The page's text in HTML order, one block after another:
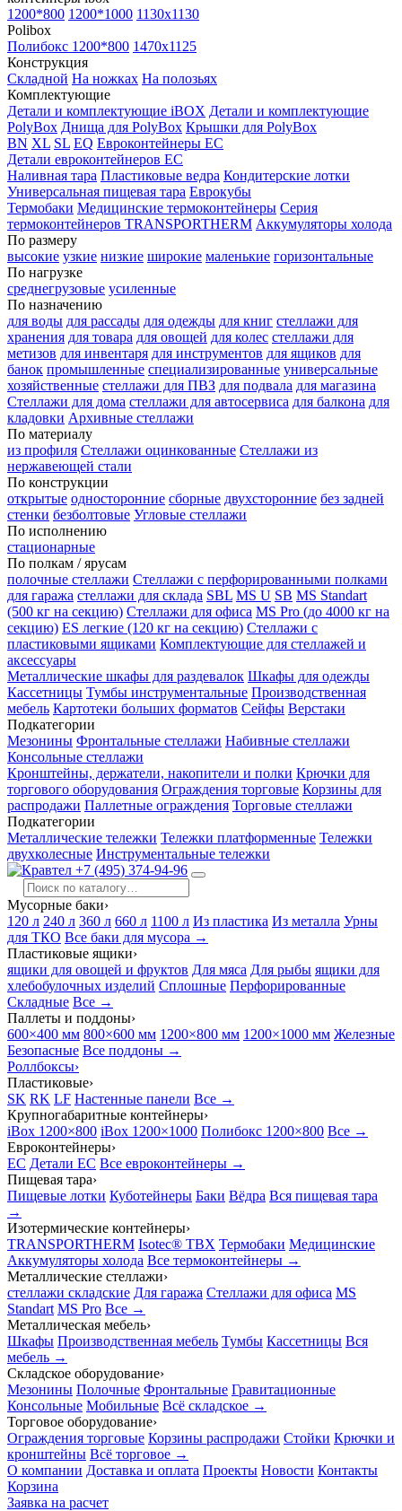
1200*800 1200*1000 1130x1130
Polibox
Полибокс 1200*800 1470х1125
Конструкция
Складной На ножках На полозьях
Комплектующие
Детали и комплектующие iBOX Детали и комплектующие
PolyBox Днища для PolyBox Крышки для PolyBox
BN XL SL EQ Евроконтейнеры EC
Детали евроконтейнеров EC
Наливная тара Пластиковые ведра Кондитерские лотки
Универсальная пищевая тара Еврокубы
Термобаки Медицинские термоконтейнеры Серия
термоконтейнеров TRANSPORTHERM Аккумуляторы холода
По размеру
высокие узкие низкие широкие маленькие горизонтальные
По нагрузке
среднегрузовые усиленные
По назначению
для воды для рассады для одежды для книг стеллажи для
хранения для товара для овощей для колес стеллажи для
метизов для инвентаря для инструментов для ящиков для
банок промышленные специализированные универсальные
хозяйственные стеллажи для ПВЗ для подвала для магазина
Стеллажи для дома стеллажи для автосервиса для балкона для
кладовки Архивные стеллажи
По материалу
из профиля Стеллажи оцинкованные Стеллажи из
нержавеющей стали
По конструкции
открытые односторонние сборные двухсторонние без задней
стенки безболтовые Угловые стеллажи
По исполнению
стационарные
По полкам / ярусам
полочные стеллажи Стеллажи с перфорированными полками
для гаража стеллажи для склада SBL MS U SB MS Standart
(500 кг на секцию) Стеллажи для офиса MS Pro (до 4000 кг на
секцию) ES легкие (120 кг на секцию) Стеллажи с
пластиковыми ящиками Комплектующие для стеллажей и
аксессуары
Металлические шкафы для раздевалок Шкафы для одежды
Кассетницы Тумбы инструментальные Производственная
мебель Картотеки больших форматов Сейфы Верстаки
Подкатегории
Мезонины Фронтальные стеллажи Набивные стеллажи
Консольные стеллажи
Кронштейны, держатели, накопители и полки Крючки для
торгового оборудования Ограждения торговые Корзины для
распродажи Паллетные ограждения Торговые стеллажи
Подкатегории
Металлические тележки Тележки платформенные Тележки
двухколесные Инструментальные тележки
+7 (495) 374-94-96
Мусорные баки›
120 л 240 л 360 л 660 л 1100 л Из пластика Из металла Урны
для ТКО Все баки для мусора →
Пластиковые ящики›
ящики для овощей и фруктов Для мяса Для рыбы ящики для
хлебобулочных изделий Сплошные Перфорированные
Складные Все →
Паллеты и поддоны›
600×400 мм 800×600 мм 1200×800 мм 1200×1000 мм Железные
Безопасные Все поддоны →
Роллбоксы›
Пластиковые›
SK RK LF Настенные панели Все →
Крупногабаритные контейнеры›
iBox 1200×800 iBox 1200×1000 Полибокс 1200×800 Все →
Евроконтейнеры›
EC Детали EC Все евроконтейнеры →
Пищевая тара›
Пищевые лотки Куботейнеры Баки Вёдра Вся пищевая тара
→
Изотермические контейнеры›
TRANSPORTHERM Isotec® TBX Термобаки Медицинские
Аккумуляторы холода Все термоконтейнеры →
Металлические стеллажи›
стеллажи складские Для гаража Стеллажи для офиса MS
Standart MS Pro Все →
Металлическая мебель›
Шкафы Производственная мебель Тумбы Кассетницы Вся
мебель →
Складское оборудование›
Мезонины Полочные Фронтальные Гравитационные
Консольные Мобильные Всё складское →
Торговое оборудование›
Ограждения торговые Корзины распродажи Стойки Крючки и
кронштейны Всё торговое →
О компании Доставка и оплата Проекты Новости Контакты
Корзина
Заявка на расчет